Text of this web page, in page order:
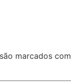
marcados com